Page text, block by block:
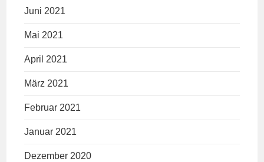
Juni 2021
Mai 2021
April 2021
März 2021
Februar 2021
Januar 2021
Dezember 2020